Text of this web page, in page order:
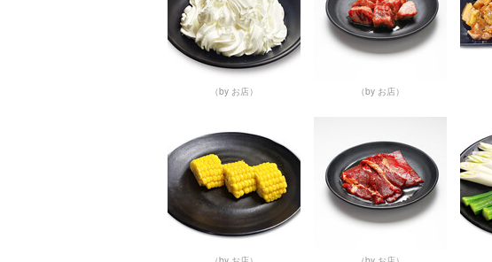
（by お店） （by お店）